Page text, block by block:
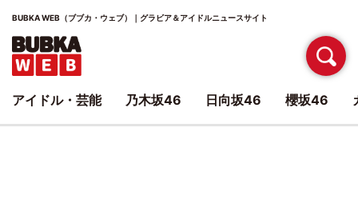
BUBKA WEB（ブブカ・ウェブ）｜グラビア＆アイドルニュースサイト
アイドル・芸能 乃木坂46 日向坂46 櫻坂46